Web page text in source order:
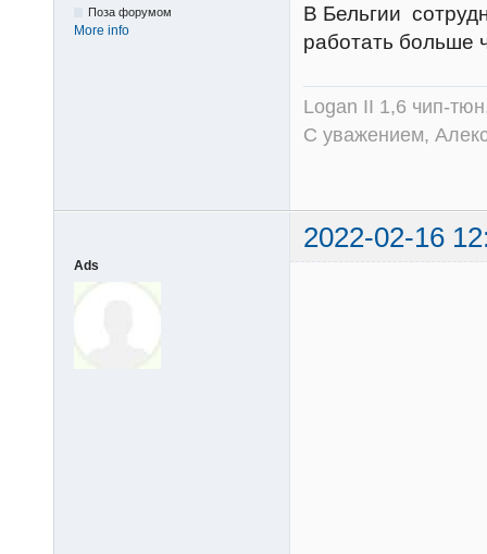
Поза форумом
More info
В Бельгии
работать больше
Logan II 1,6 чип-
С уважением,
2022-02-16
Ads